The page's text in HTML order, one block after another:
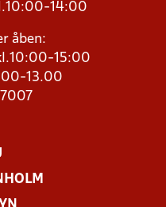
14:00
åben:
15:00
13.00